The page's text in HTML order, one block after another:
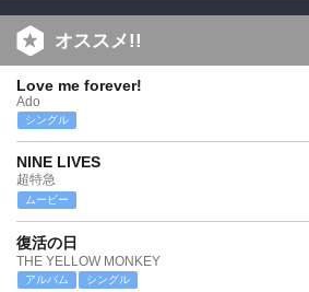
オススメ!!
Love me forever!
Ado
シングル
NINE LIVES
超特急
ムービー
復活の日
THE YELLOW MONKEY
アルバム シングル